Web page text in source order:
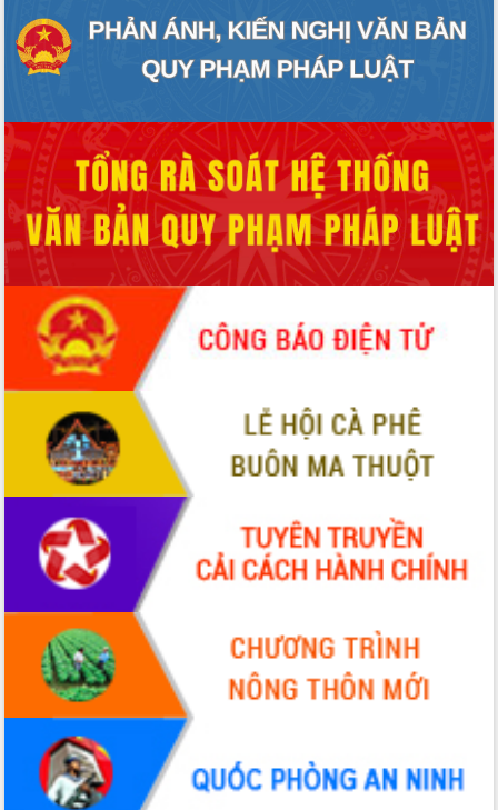
Lương Văn Chánh năm 2026
Phó Bí thư Tỉnh ủy Đắk Lắk Đỗ Hữu
Huy giữ chức Bí thư Đảng ủy Ủy Ban
Bệnh án điện tử thúc đẩy chuyển đổi
số y tế tại Đắk Lắk
Chuyển đổi số thư viện: Mở rộng
không gian tri thức trong thời đại số
Đánh giá, rút kinh nghiệm công tác tổ
chức diễn tập trước ngày bầu cử
Chương trình “Gặp gỡ hữu nghị –
Friendship Meeting New Year 2026”
Bầu cử Quốc hội và HĐND: Cử tri Đắk
Lắk gửi gắm niềm tin, kỳ vọng vào lá
phiếu
Đắk Lắk sẵn sàng các điều kiện cho
Ngày hội bầu cử đại biểu Quốc hội
khóa XVI và HĐND các cấp nhiệm kỳ
2026-2031
Đảm bảo cuộc bầu cử đại biểu Quốc
hội và đại biểu HĐND các cấp diễn ra
an toàn, hiệu quả, đúng quy định
Thủ tướng Chính phủ Phạm Minh Chính
kiểm tra, chỉ đạo hoàn thành các dự
án cao tốc và thăm khu tái định cư tại
Đắk Lắk
Sôi nổi Hội đua ngựa truyền thống Gò
Thì Thùng mừng Xuân Bính Ngọ 2026
Lãnh đạo tỉnh dâng hương tưởng niệm
tại Đập Đồng Cam đầu Xuân Bính Ngọ
Ngành nông nghiệp phấn đấu tăng
trưởng đạt 5,86% trong năm 2026
UBND tỉnh Đắk Lắk triển khai công tác